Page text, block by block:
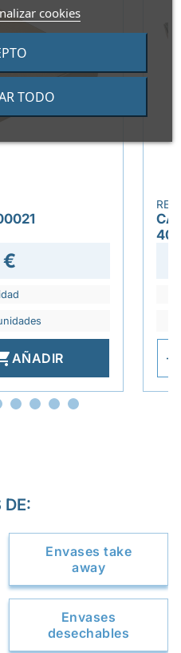
cookies
TODO
AÑADIR
DE:
Envases take
away
Envases
desechables